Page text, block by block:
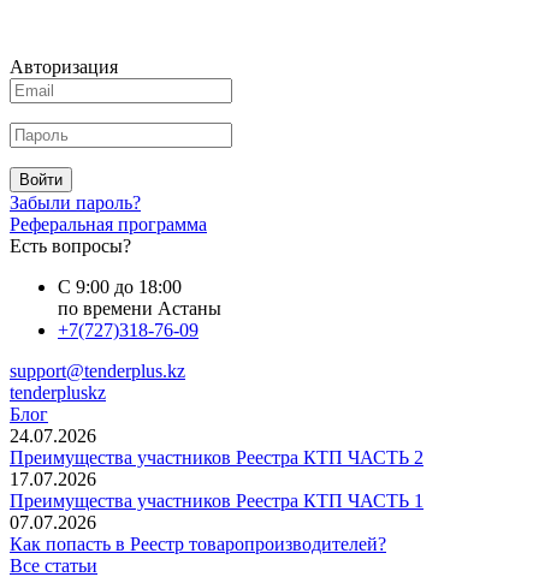
Авторизация
Войти
Забыли пароль?
Реферальная программа
Есть вопросы?
С 9:00 до 18:00
по времени Астаны
+7(727)318-76-09
support@tenderplus.kz
tenderpluskz
Блог
24.07.2026
Преимущества участников Реестра КТП ЧАСТЬ 2
17.07.2026
Преимущества участников Реестра КТП ЧАСТЬ 1
07.07.2026
Как попасть в Реестр товаропроизводителей?
Все статьи